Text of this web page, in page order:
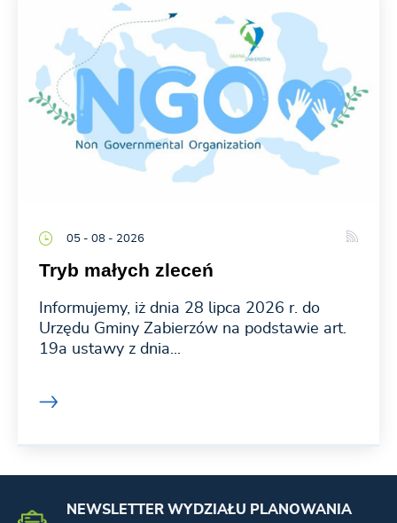
05 - 08 - 2026
Tryb małych zleceń
Informujemy, iż dnia 28 lipca 2026 r. do
Urzędu Gminy Zabierzów na podstawie art.
19a ustawy z dnia...
NEWSLETTER WYDZIAŁU PLANOWANIA